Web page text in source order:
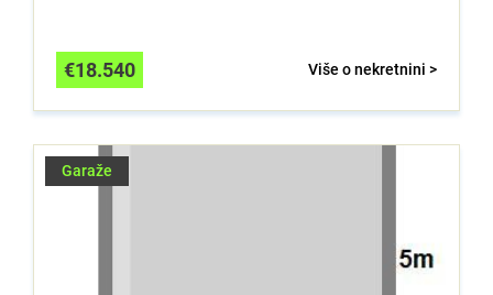
Više o nekretnini >
€18.540
Garaže